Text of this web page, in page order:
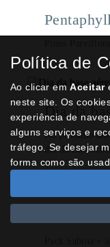
É o chamado
Dia da
No próximo
dia da Base
Antigo
Política de
Ao clicar emAceitar
neste site. Os
experiência de
alguns serviços e
tráfego. Se desejar
forma como são